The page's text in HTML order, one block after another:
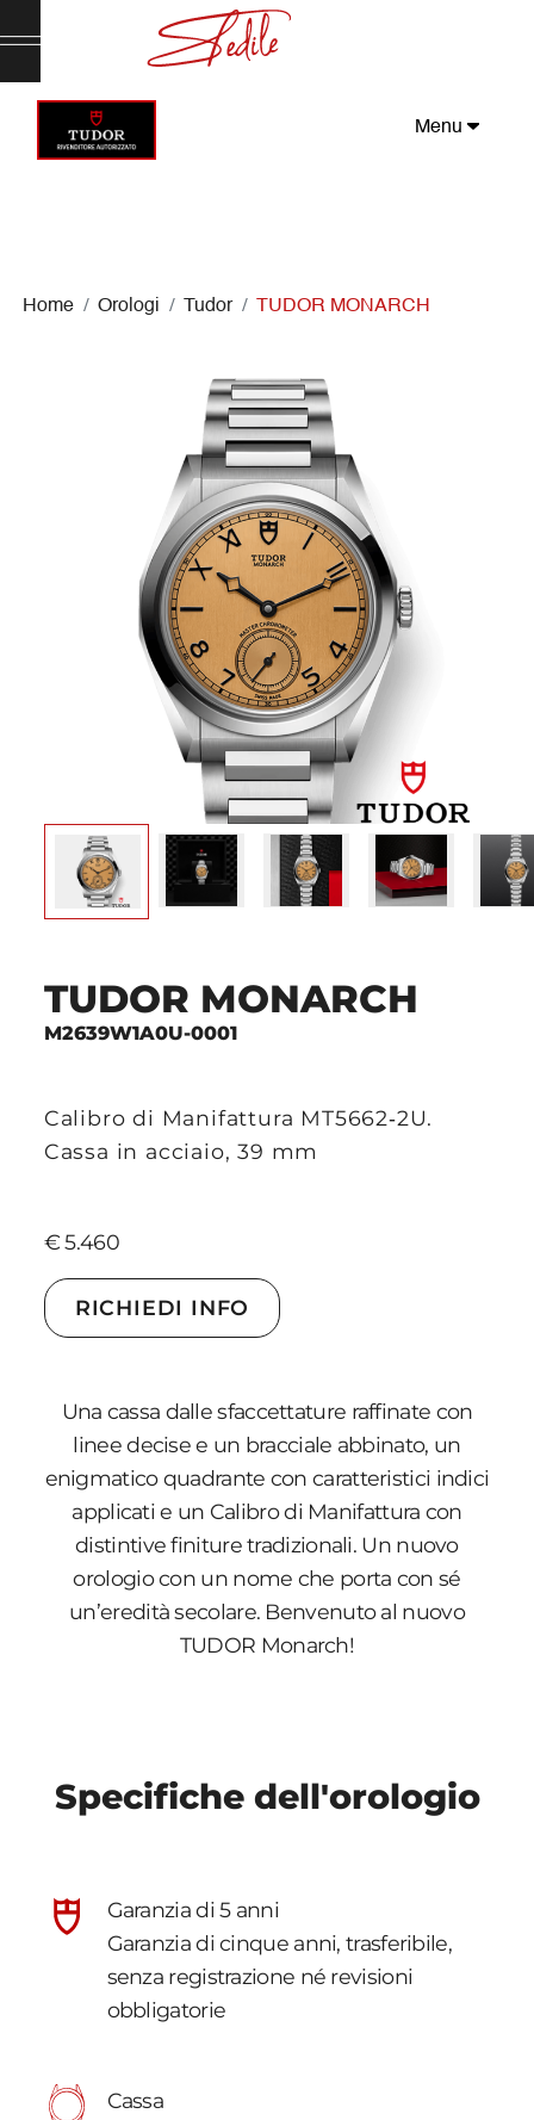
Menu
Home Orologi Tudor TUDOR MONARCH
TUDOR MONARCH
M2639W1A0U-0001
Calibro di Manifattura MT5662‑2U.
Cassa in acciaio, 39 mm
€ 5.460
RICHIEDI INFO
Una cassa dalle sfaccettature raffinate con
linee decise e un bracciale abbinato, un
enigmatico quadrante con caratteristici indici
applicati e un Calibro di Manifattura con
distintive finiture tradizionali. Un nuovo
orologio con un nome che porta con sé
un’eredità secolare. Benvenuto al nuovo
TUDOR Monarch!
Specifiche dell'orologio
Garanzia di 5 anni
Garanzia di cinque anni, trasferibile,
senza registrazione né revisioni
obbligatorie
Cassa